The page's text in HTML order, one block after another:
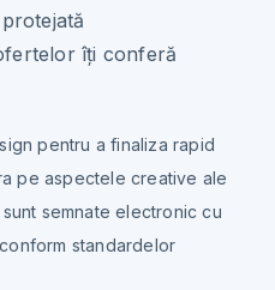
îți conferă
pentru a finaliza rapid
pe aspectele creative ale
semnate electronic cu
standardelor